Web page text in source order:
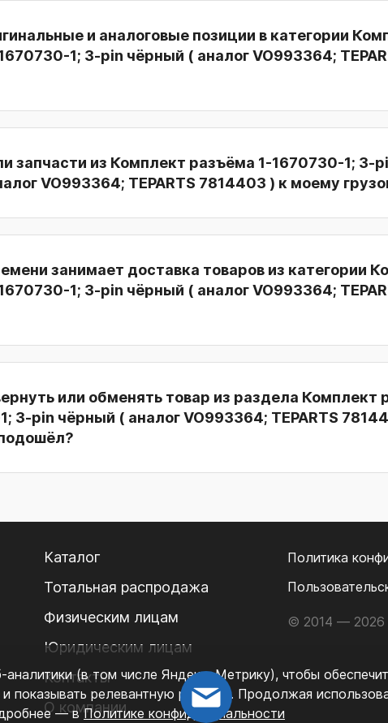
и аналоговые позиции в категории
1; 3-pin чёрный ( аналог VO993364;
запчасти из Комплект разъёма 1-1670730-1; 3-
VO993364; TEPARTS 7814403 ) к моему
занимает доставка товаров из категории
1; 3-pin чёрный ( аналог VO993364;
или обменять товар из раздела Комплект
3-pin чёрный ( аналог VO993364; TEPARTS
(в том числе Яндекс. Метрику), чтобы
показывать релевантную рекламу. Продолжая
— вПолитике конфиденциальности
Каталог
Тотальная распродажа
Физическим лицам
Юридическим лицам
Контакты
О компании
Политика
© 2014 — 2026